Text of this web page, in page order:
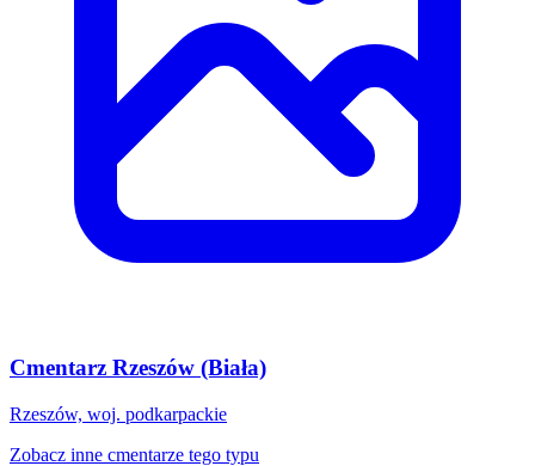
Cmentarz Rzeszów (Biała)
Rzeszów, woj. podkarpackie
Zobacz inne cmentarze tego typu